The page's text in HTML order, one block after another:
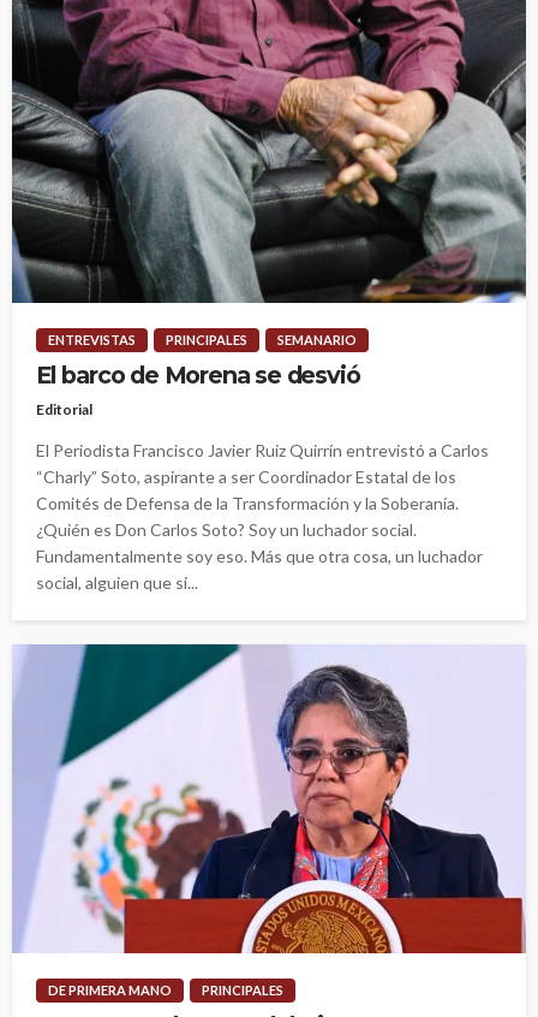
ENTREVISTAS PRINCIPALES SEMANARIO
El barco de Morena se desvió
Editorial
El Periodista Francisco Javier Ruiz Quirrín entrevistó a Carlos
“Charly” Soto, aspirante a ser Coordinador Estatal de los
Comités de Defensa de la Transformación y la Soberanía.
¿Quién es Don Carlos Soto? Soy un luchador social.
Fundamentalmente soy eso. Más que otra cosa, un luchador
social, alguien que si...
DE PRIMERA MANO PRINCIPALES